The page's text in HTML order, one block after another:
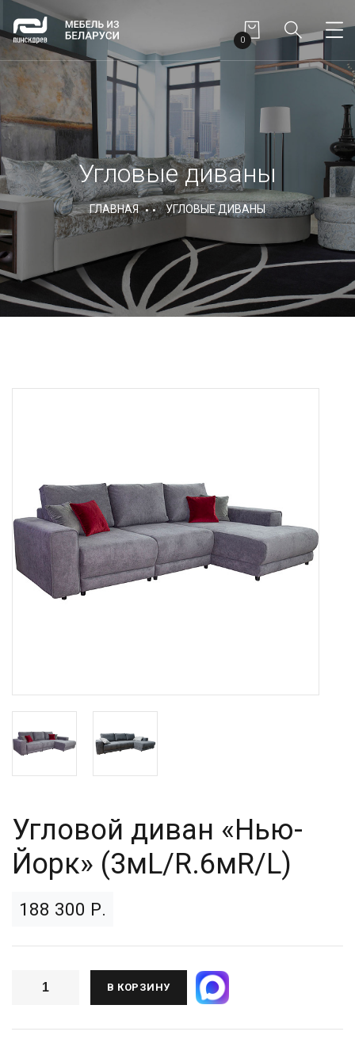
0
Угловые диваны
ГЛАВНАЯ УГЛОВЫЕ ДИВАНЫ
Угловой диван «Нью-
Йорк» (3мL/R.6мR/L)
188 300 Р.
В КОРЗИНУ